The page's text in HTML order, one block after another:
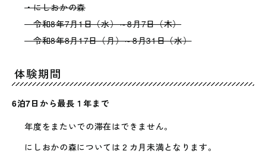
・にしおかの森
令和8年7月1日（水）～8月7日（木）
令和8年8月17日（月）～8月31日（水）
体験期間
6泊7日から最長１年まで
年度をまたいでの滞在はできません。
にしおかの森については２カ月未満となります。